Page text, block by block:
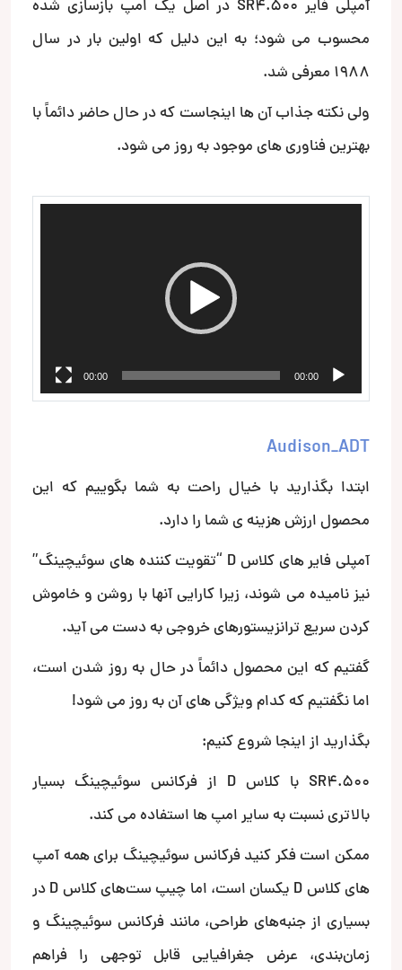
آمپلی فایر SR4.500 در اصل یک امپ بازسازی شده
محسوب می شود؛ به این دلیل که اولین بار در سال
1988 معرفی شد.
ولی نکته جذاب آن ها اینجاست که در حال حاضر دائماً با
بهترین فناوری های موجود به روز می شود.
00:00
00:00
Audison_ADT
ابتدا بگذارید با خیال راحت به شما بگوییم که این
محصول ارزش هزینه ی شما را دارد.
آمپلی فایر های کلاس D “تقویت کننده های سوئیچینگ”
نیز نامیده می شوند، زیرا کارایی آنها با روشن و خاموش
کردن سریع ترانزیستورهای خروجی به دست می آید.
گفتیم که این محصول دائماً در حال به روز شدن است،
اما نگفتیم که کدام ویژگی های آن به روز می شود!
بگذارید از اینجا شروع کنیم:
SR4.500 با کلاس D از فرکانس سوئیچینگ بسیار
بالاتری نسبت به سایر امپ ها استفاده می کند.
ممکن است فکر کنید فرکانس سوئیچینگ برای همه آمپ
های کلاس D یکسان است، اما چیپ ست‌های کلاس D در
بسیاری از جنبه‌های طراحی، مانند فرکانس سوئیچینگ و
زمان‌بندی، عرض جغرافیایی قابل توجهی را فراهم